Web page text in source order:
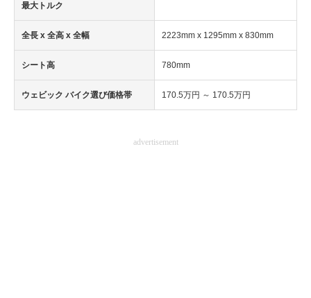
最大トルク
全長 x 全高 x 全幅 2223mm x 1295mm x 830mm
シート高 780mm
ウェビック バイク選び価格帯 170.5万円 ～ 170.5万円
advertisement